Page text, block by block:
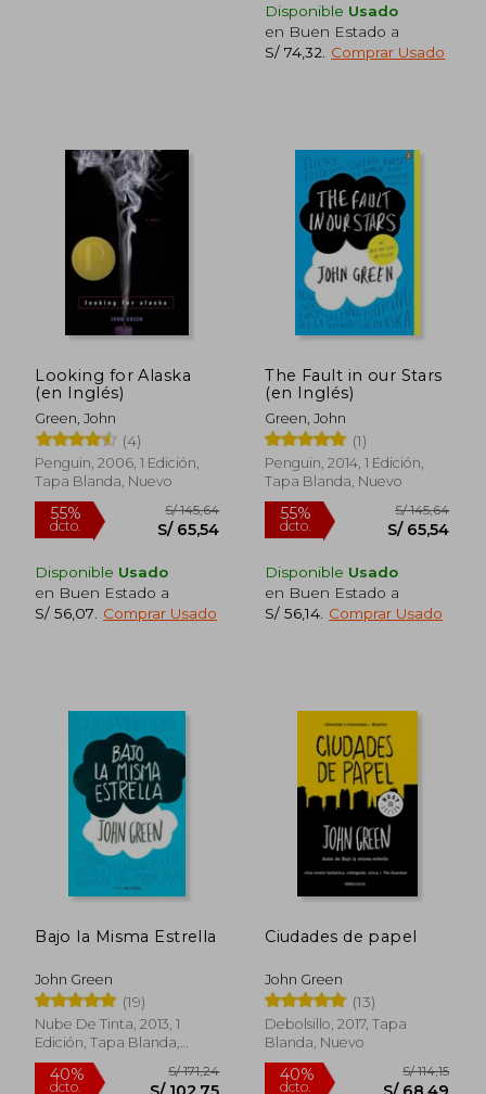
40%
dcto.
51%
dcto.
Disponible Usado
en Buen Estado a
S/ 74,32
Comprar Usado
Looking for Alaska
(en Inglés)
Green, John
(4)
Penguin, 2006, 1 Edición,
Tapa Blanda, Nuevo
dcto. S/ 65,54
Disponible Usado
en Buen Estado a
S/ 56,07
Comprar Usado
The Fault in our Stars
(en Inglés)
Green, John
(1)
Penguin, 2014, 1 Edición,
Tapa Blanda, Nuevo
55%
dcto.
Disponible Usado
en Buen Estado a
S/ 56,14 Comprar Usado
Bajo la Misma Estrella
John Green
(19)
Nube De Tinta, 2013, 1
Edición, Tapa Blanda,
Nuevo
Ciudades de papel
John Green
(13)
Debolsillo, 2017, Tapa
Blanda, Nuevo